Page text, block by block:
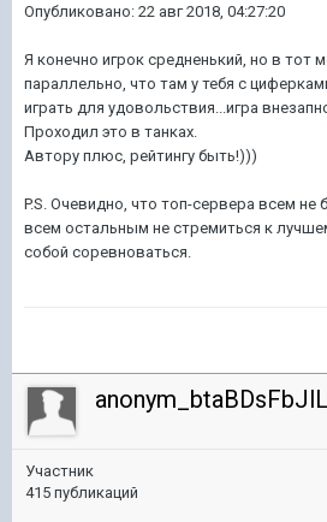
Опубликовано: 22 авг 2018, 04:27:20
Я конечно игрок средненький, но в тот
параллельно, что там у тебя с
играть для удовольствия...игра
Проходил это в танках.
Автору плюс, рейтингу быть!)))
P.S. Очевидно, что топ-сервера всем не
всем остальным не стремиться к
собой соревноваться.
Участник
415 публикаций